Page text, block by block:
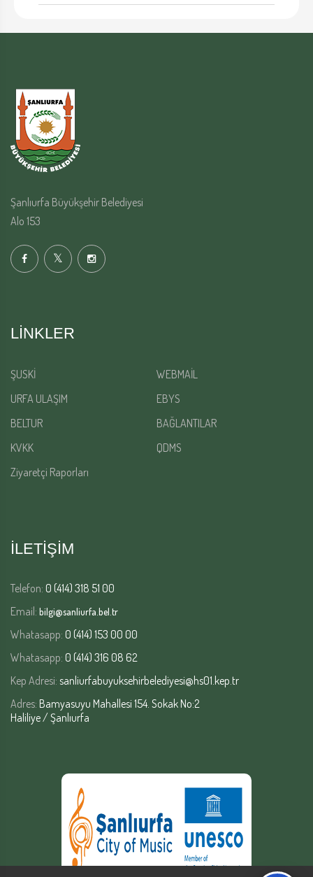
Şanlıurfa Büyükşehir Belediyesi
Alo 153
LINKLER
ŞUSKİ
WEBMAİL
URFA ULAŞIM
EBYS
BELTUR
BAĞLANTILAR
KVKK
QDMS
Ziyaretçi Raporları
İLETİŞİM
Telefon: 0 (414) 318 51 00
Email: bilgi@sanliurfa.bel.tr
Whatasapp: 0 (414) 153 00 00
Whatasapp: 0 (414) 316 08 62
Kep Adresi: sanliurfabuyuksehirbelediyesi@hs01.kep.tr
Adres: Bamyasuyu Mahallesi 154. Sokak No:2
Haliliye / Şanlıurfa